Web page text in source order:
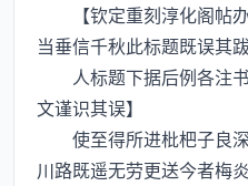
【钦定重刻淳化阁帖办
当垂信千秋此标题既误其
人标题下据后例各注书
文谨识其误】
使至得所进枇杷子良深
川路既遥无劳更送今者梅